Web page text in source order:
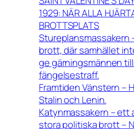
1929: NÄR ALLA
BROTTSPLATS
Stureplansmassakern
brott, där samhället
ge gärningsmännen
fängelsestraff.
Framtiden Vänstern –
Stalin och Lenin.
Katynmassakern – ett
stora politiska brott –